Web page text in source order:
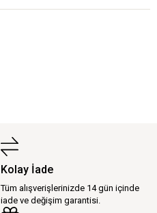
Kolay İade
Tüm alışverişlerinizde 14 gün içinde
iade ve değişim garantisi.